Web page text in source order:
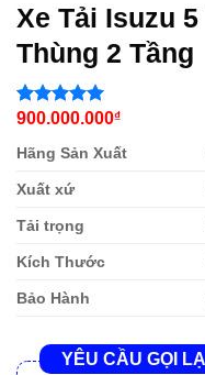
Xe Tải Isuzu
Thùng 2 Tầng
5trên 5
1
đánh giá
900.000.000₫
Hãng Sản Xuất
Xuất xứ
Tải trọng
Kích Thước
Bảo Hành
YÊU CẦU GỌI LẠI